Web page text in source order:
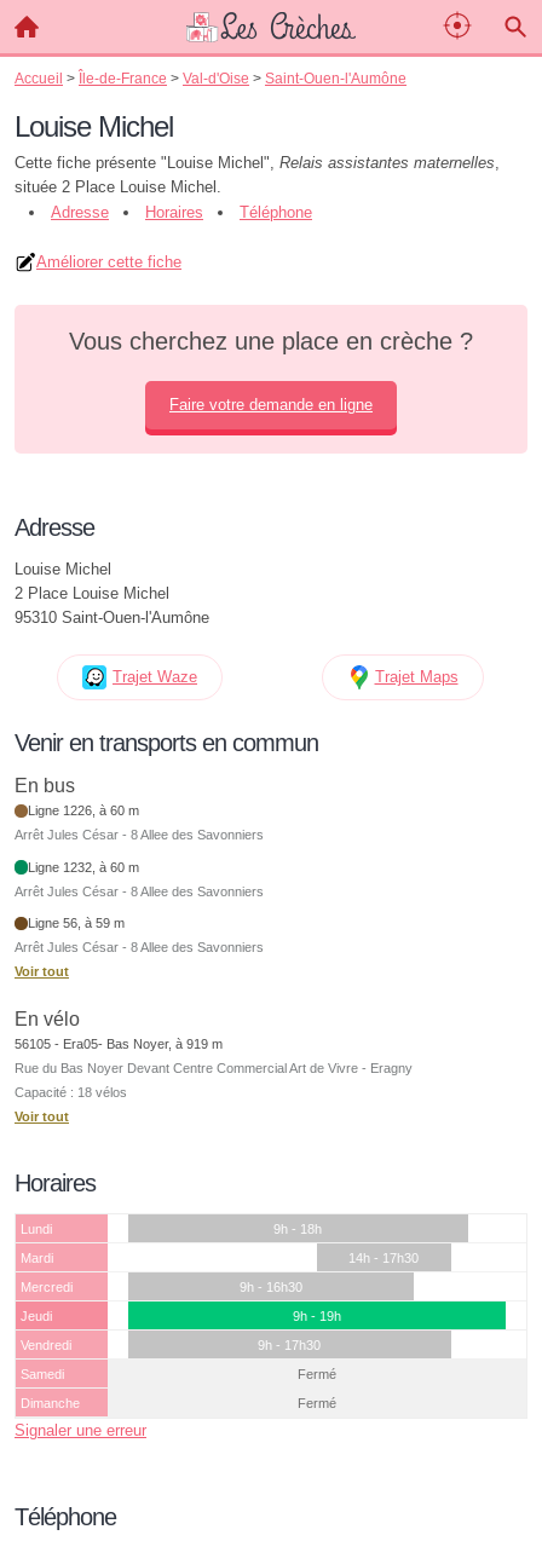
Accueil > Île-de-France > Val-d'Oise > Saint-Ouen-l'Aumône
Louise Michel
Cette fiche présente "Louise Michel", Relais assistantes maternelles,
située 2 Place Louise Michel.
Adresse
Horaires Téléphone
Améliorer cette fiche
Vous cherchez une place en crèche ?
Faire votre demande en ligne
Adresse
Louise Michel
2 Place Louise Michel
95310 Saint-Ouen-l'Aumône
Trajet Waze Trajet Maps
Venir en transports en commun
En bus
Ligne 1226, à 60 m
Arrêt Jules César - 8 Allee des Savonniers
Ligne 1232, à 60 m
Arrêt Jules César - 8 Allee des Savonniers
Ligne 56, à 59 m
Arrêt Jules César - 8 Allee des Savonniers
Voir tout
En vélo
56105 - Era05- Bas Noyer, à 919 m
Rue du Bas Noyer Devant Centre Commercial Art de Vivre - Eragny
Capacité : 18 vélos
Voir tout
Horaires
Lundi
9h - 18h
Mardi
14h - 17h30
Mercredi
9h - 16h30
Jeudi
9h - 19h
Vendredi
9h - 17h30
Samedi
Fermé
Dimanche
Fermé
Signaler une erreur
Téléphone